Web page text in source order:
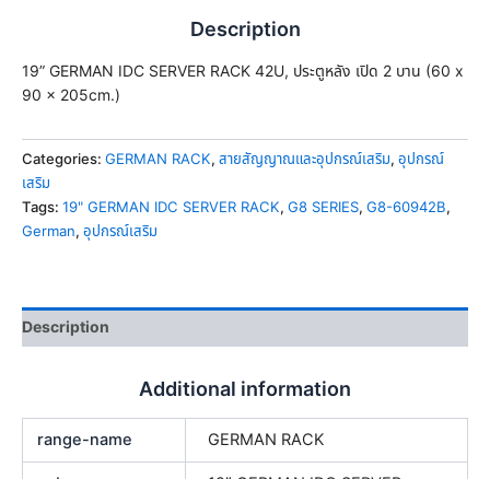
Description
19” GERMAN IDC SERVER RACK 42U, ประตูหลัง เปิด 2 บาน (60 x
90 x 205cm.)
Categories: GERMAN RACK, สายสัญญาณและอุปกรณ์เสริม, อุปกรณ์
เสริม
Tags: 19" GERMAN IDC SERVER RACK, G8 SERIES, G8-60942B,
German, อุปกรณ์เสริม
Description
Additional information
range-name GERMAN RACK